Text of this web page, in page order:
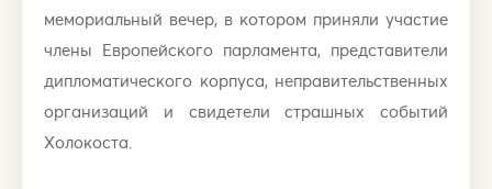
мемориальный вечер, в котором приняли участие
члены Европейского парламента, представители
дипломатического корпуса, неправительственных
организаций и свидетели страшных событий
Холокоста.